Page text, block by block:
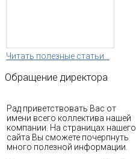
Читать полезные статьи...
Обращение директора
Рад приветствовать Вас от
имени всего коллектива нашей
компании. На страницах нашего
сайта Вы сможете почерпнуть
много полезной информации.